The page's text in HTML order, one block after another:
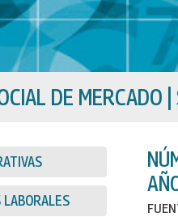
DE MERCADO
LABORALES